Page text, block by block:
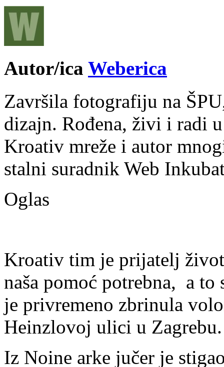
Autor/ica Weberica
Završila fotografiju na
dizajn. Rođena, živi i radi
Kroativ mreže i autor
stalni suradnik Web
Oglas
Kroativ tim je prijatelj
naša pomoć potrebna, a
je privremeno zbrinula
Heinzlovoj ulici u Zagrebu.
Iz Noine arke jučer je